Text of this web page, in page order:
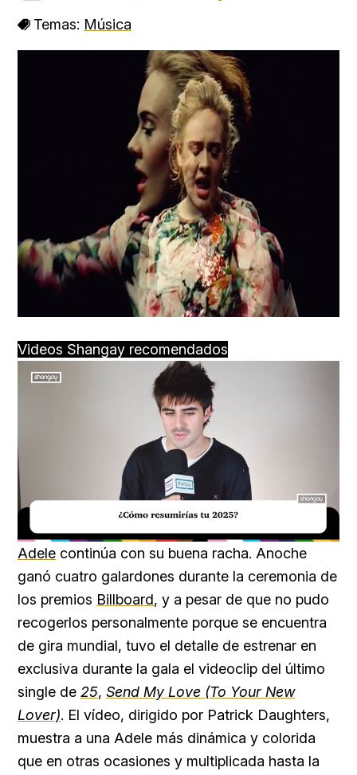
Temas: Música
Videos Shangay recomendados
Unmute Loaded:
29.51%
Adele continúa con su buena racha. Anoche
ganó cuatro galardones durante la ceremonia de
los premios Billboard, y a pesar de que no pudo
recogerlos personalmente porque se encuentra
de gira mundial, tuvo el detalle de estrenar en
exclusiva durante la gala el videoclip del último
single de 25, Send My Love (To Your New
Lover). El vídeo, dirigido por Patrick Daughters,
muestra a una Adele más dinámica y colorida
que en otras ocasiones y multiplicada hasta la